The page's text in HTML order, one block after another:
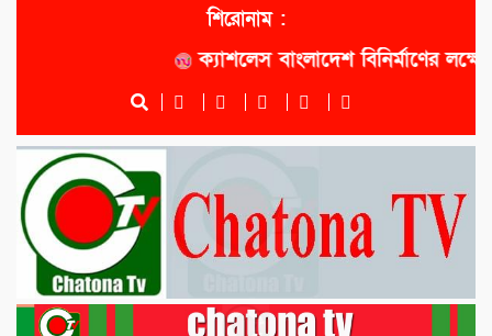
শিরোনাম :
ক্যাশলেস বাংলাদেশ বিনির্মাণের লক্ষ্যে